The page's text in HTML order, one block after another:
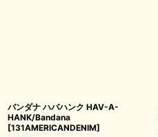
バンダナ ハバハンク HAV-A-
HANK/Bandana
[131AMERICANDENIM]